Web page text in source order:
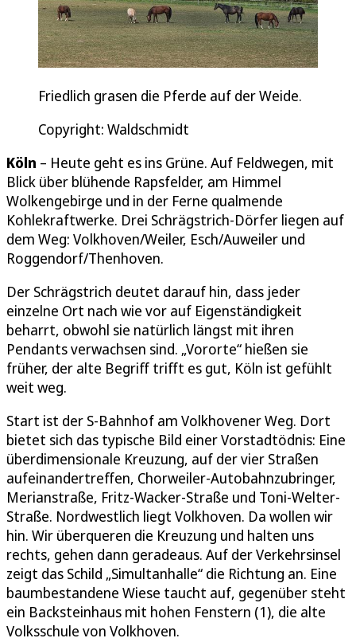
Friedlich grasen die Pferde auf der Weide.
Copyright: Waldschmidt
Köln – Heute geht es ins Grüne. Auf Feldwegen, mit
Blick über blühende Rapsfelder, am Himmel
Wolkengebirge und in der Ferne qualmende
Kohlekraftwerke. Drei Schrägstrich-Dörfer liegen auf
dem Weg: Volkhoven/Weiler, Esch/Auweiler und
Roggendorf/Thenhoven.
Der Schrägstrich deutet darauf hin, dass jeder
einzelne Ort nach wie vor auf Eigenständigkeit
beharrt, obwohl sie natürlich längst mit ihren
Pendants verwachsen sind. „Vororte“ hießen sie
früher, der alte Begriff trifft es gut, Köln ist gefühlt
weit weg.
Start ist der S-Bahnhof am Volkhovener Weg. Dort
bietet sich das typische Bild einer Vorstadtödnis: Eine
überdimensionale Kreuzung, auf der vier Straßen
aufeinandertreffen, Chorweiler-Autobahnzubringer,
Merianstraße, Fritz-Wacker-Straße und Toni-Welter-
Straße. Nordwestlich liegt Volkhoven. Da wollen wir
hin. Wir überqueren die Kreuzung und halten uns
rechts, gehen dann geradeaus. Auf der Verkehrsinsel
zeigt das Schild „Simultanhalle“ die Richtung an. Eine
baumbestandene Wiese taucht auf, gegenüber steht
ein Backsteinhaus mit hohen Fenstern (1), die alte
Volksschule von Volkhoven.